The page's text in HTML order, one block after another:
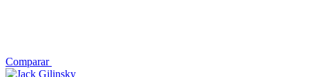
Comparar